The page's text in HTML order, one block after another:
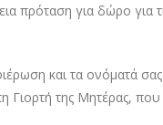
πρόταση για δώρο για
και τα ονόματά
της Μητέρας,